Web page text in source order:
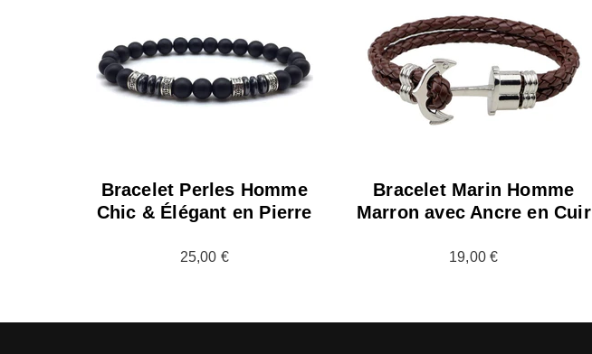
Bracelet Perles Homme
Chic & Élégant en Pierre
25,00 €
Bracelet Marin Homme
Marron avec Ancre en Cuir
19,00 €